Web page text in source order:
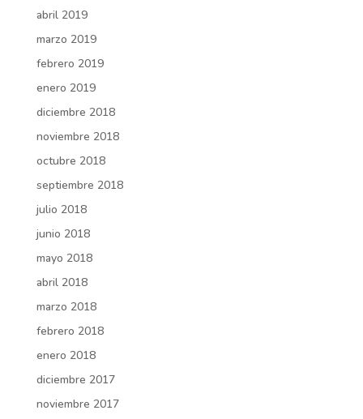
abril 2019
marzo 2019
febrero 2019
enero 2019
diciembre 2018
noviembre 2018
octubre 2018
septiembre 2018
julio 2018
junio 2018
mayo 2018
abril 2018
marzo 2018
febrero 2018
enero 2018
diciembre 2017
noviembre 2017